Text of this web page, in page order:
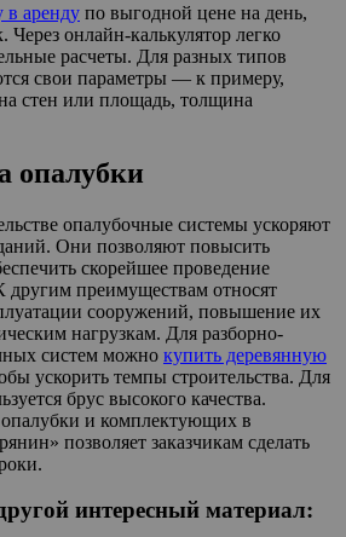
в аренду по выгодной цене на день,
Через онлайн-калькулятор легко
расчеты. Для разных типов
свои параметры — к примеру,
стен или площадь, толщина
опалубки
опалубочные системы ускоряют
Они позволяют повысить
скорейшее проведение
другим преимуществам относят
сооружений, повышение их
нагрузкам. Для разборно-
систем можно купить деревянную
ускорить темпы строительства. Для
брус высокого качества.
и комплектующих в
позволяет заказчикам сделать
интересный материал: